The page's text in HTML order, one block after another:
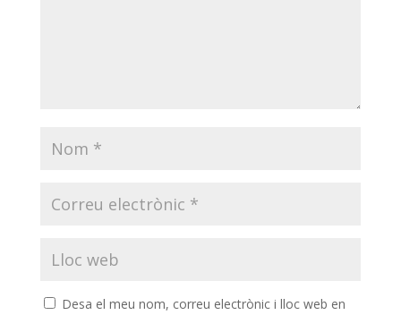
Desa el meu nom, correu electrònic i lloc web en